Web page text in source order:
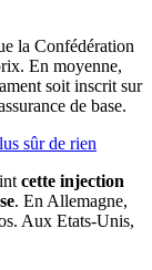
la Confédération
En moyenne,
soit inscrit sur
de base.
sûr de rien
cette injection
. En Allemagne,
Aux Etats-Unis,